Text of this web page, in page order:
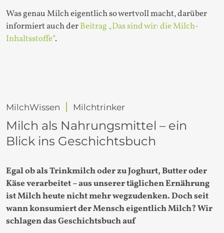
Was genau Milch eigentlich so wertvoll macht, darüber
informiert auch derBeitrag „Das sind wir: die Milch-
Inhaltsstoffe“.
MilchWissen Milchtrinker
Milch als Nahrungsmittel – ein
Blick ins Geschichtsbuch
Egal ob als Trinkmilch oder zu Joghurt, Butter oder
Käse verarbeitet – aus unserer täglichen Ernährung
ist Milch heute nicht mehr wegzudenken. Doch seit
wann konsumiert der Mensch eigentlich Milch? Wir
schlagen das Geschichtsbuch auf